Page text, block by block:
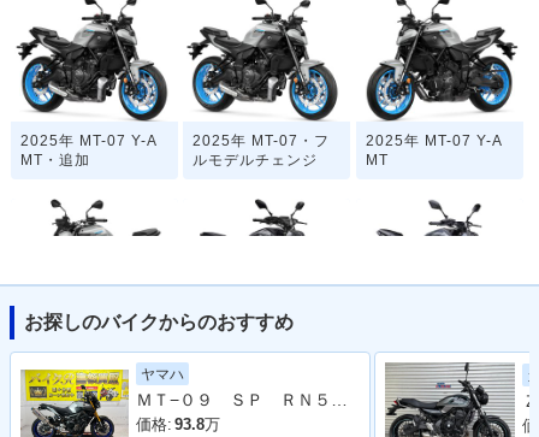
2025年 MT-07 Y-A
MT・追加
2025年 MT-07・フ
ルモデルチェンジ
2025年 MT-07 Y-A
MT
S・カラーチェンジ
お探しのバイクからのおすすめ
ヤマハ
ＭＴ−０９ ＳＰ ＲＮ５２Ｊ型 ２０１９年モデル オーバーレーシングマフラー エンジンスライダー スペアキー フェンダーレス
価格: 93.8万